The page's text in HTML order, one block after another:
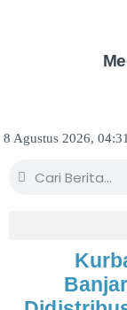
8 Agustus 2026, 04:31